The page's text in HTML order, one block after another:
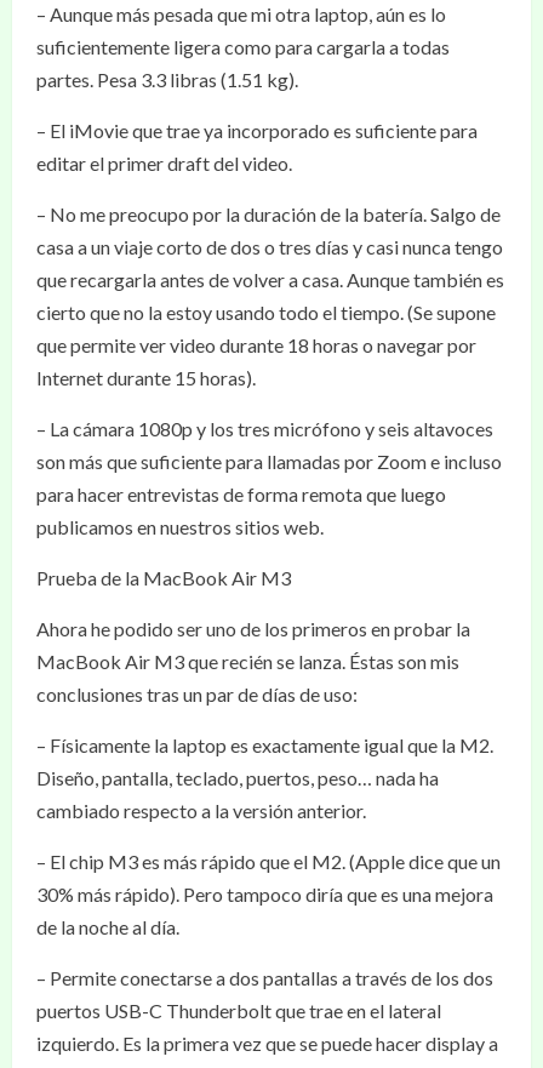
– Aunque más pesada que mi otra laptop, aún es lo
suficientemente ligera como para cargarla a todas
partes. Pesa 3.3 libras (1.51 kg).
– El iMovie que trae ya incorporado es suficiente para
editar el primer draft del video.
– No me preocupo por la duración de la batería. Salgo de
casa a un viaje corto de dos o tres días y casi nunca tengo
que recargarla antes de volver a casa. Aunque también es
cierto que no la estoy usando todo el tiempo. (Se supone
que permite ver video durante 18 horas o navegar por
Internet durante 15 horas).
– La cámara 1080p y los tres micrófono y seis altavoces
son más que suficiente para llamadas por Zoom e incluso
para hacer entrevistas de forma remota que luego
publicamos en nuestros sitios web.
Prueba de la MacBook Air M3
Ahora he podido ser uno de los primeros en probar la
MacBook Air M3 que recién se lanza. Éstas son mis
conclusiones tras un par de días de uso:
– Físicamente la laptop es exactamente igual que la M2.
Diseño, pantalla, teclado, puertos, peso… nada ha
cambiado respecto a la versión anterior.
– El chip M3 es más rápido que el M2. (Apple dice que un
30% más rápido). Pero tampoco diría que es una mejora
de la noche al día.
– Permite conectarse a dos pantallas a través de los dos
puertos USB-C Thunderbolt que trae en el lateral
izquierdo. Es la primera vez que se puede hacer display a